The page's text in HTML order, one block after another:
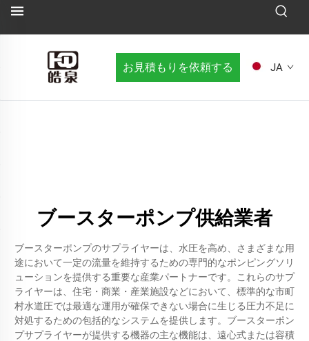
お見積もりを依頼する JA
ブースターポンプ供給業者
ブースターポンプのサプライヤーは、水圧を高め、さまざまな用
途において一定の流量を維持するための専門的なポンピングソリ
ューションを提供する重要な産業パートナーです。これらのサプ
ライヤーは、住宅・商業・産業施設などにおいて、標準的な市町
村水道圧では最適な運用が確保できない場合に生じる圧力不足に
対処するための包括的なシステムを提供します。ブースターポン
プサプライヤーが提供する機器の主な機能は、遠心式または容積